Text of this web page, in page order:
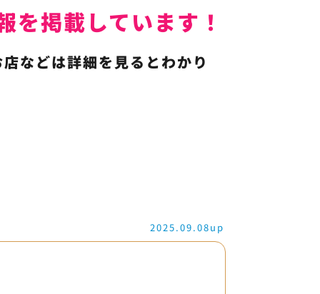
掲載しています！
などは詳細を見るとわかり
2025.09.08up